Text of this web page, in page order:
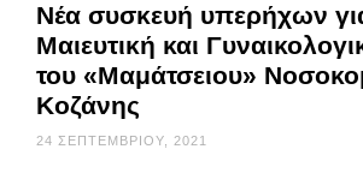
Νέα συσκευή υπερήχων
Μαιευτική και
του «Μαμάτσειου»
Κοζάνης
24 ΣΕΠΤΕΜΒΡΊΟΥ, 2021